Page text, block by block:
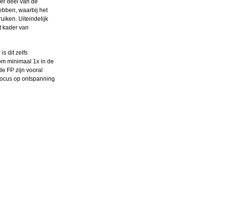
deel van de
waarbij het
Uiteindelijk
kader van
is dit zelfs
minimaal 1x in de
FP zijn vooral
op ontspanning